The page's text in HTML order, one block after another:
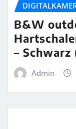
B&W
–
Admin